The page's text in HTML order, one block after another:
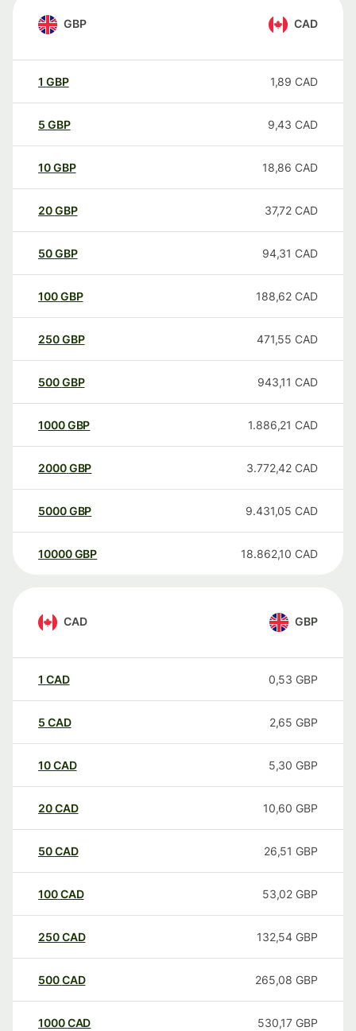
GBP CAD
1 GBP 1,89 CAD
5 GBP 9,43 CAD
10GBP 18,86 CAD
20GBP 37,72 CAD
50GBP 94,31 CAD
100GBP 188,62 CAD
250GBP 471,55 CAD
500GBP 943,11 CAD
1000GBP 1.886,21 CAD
2000GBP 3.772,42 CAD
5000GBP 9.431,05 CAD
10000 GBP 18.862,10 CAD
CAD GBP
1 CAD 0,53 GBP
5 CAD 2,65 GBP
10CAD 5,30 GBP
20CAD 10,60 GBP
50CAD 26,51 GBP
100CAD 53,02 GBP
250CAD 132,54 GBP
500CAD 265,08 GBP
1000CAD 530,17 GBP